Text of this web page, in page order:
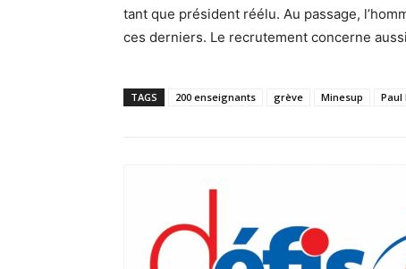
tant que président réélu. Au passage,
ces derniers. Le recrutement concerne
TAGS 200 enseignants grève Minesup Paul